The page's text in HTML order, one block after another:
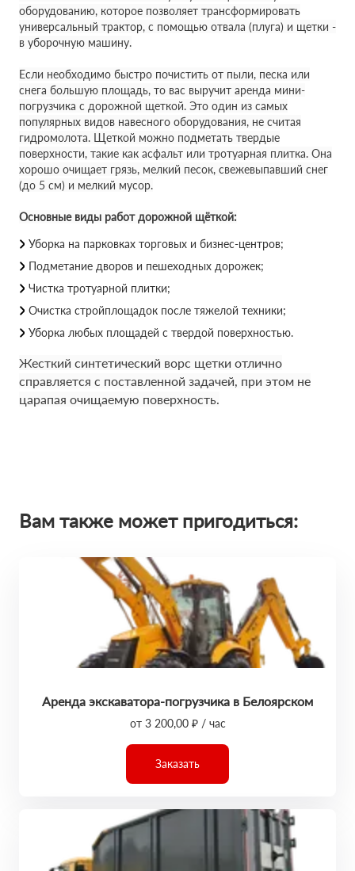
оборудованию, которое позволяет трансформировать
универсальный трактор, с помощью отвала (плуга) и щетки -
в уборочную машину.
Если необходимо быстро почистить от пыли, песка или
снега большую площадь, то вас выручит аренда мини-
погрузчика с дорожной щеткой. Это один из самых
популярных видов навесного оборудования, не считая
гидромолота. Щеткой можно подметать твердые
поверхности, такие как асфальт или тротуарная плитка. Она
хорошо очищает грязь, мелкий песок, свежевыпавший снег
(до 5 см) и мелкий мусор.
Основные виды работ дорожной щёткой:
Уборка на парковках торговых и бизнес-центров;
Подметание дворов и пешеходных дорожек;
Чистка тротуарной плитки;
Очистка стройплощадок после тяжелой техники;
Уборка любых площадей с твердой поверхностью.
Жесткий синтетический ворс щетки отлично
справляется с поставленной задачей, при этом не
царапая очищаемую поверхность.
Вам также может пригодиться:
Аренда экскаватора-погрузчика в Белоярском
от 3 200,00 ₽ / час
Заказать